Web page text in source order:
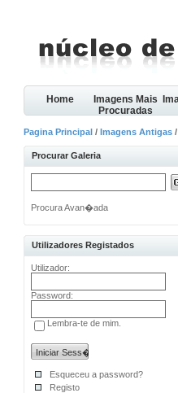
Home
Imagens Mais
Procuradas
Pagina Principal /Imagens Antigas
Procurar Galeria
Procura Avan�ada
Utilizadores Registados
Utilizador:
Password:
Lembra-te de mim.
Esqueceu a password?
Registo